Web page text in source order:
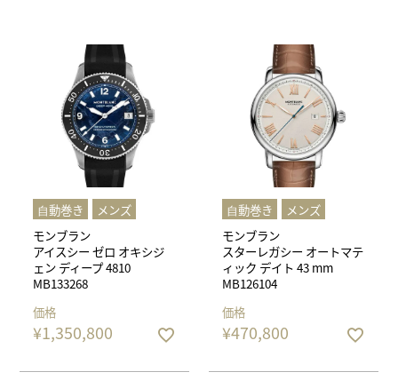
⾃動巻き
メンズ
モンブラン
アイスシー ゼロ オキシジ
ェン ディープ 4810
MB133268
価格
¥1,350,800
⾃動巻き
メンズ
モンブラン
スターレガシー オートマテ
ィック デイト 43 mm
MB126104
価格
¥470,800